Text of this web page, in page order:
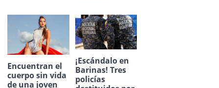
Encuentran el
cuerpo sin vida
de una joven
¡Escándalo en
Barinas! Tres
policías